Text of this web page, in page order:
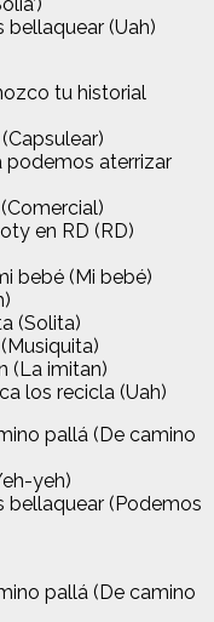
bellaquear (Uah)
tu historial
podemos aterrizar
en RD (RD)
bebé (Mi bebé)
(Solita)
(La imitan)
los recicla (Uah)
pallá (De camino
yeh)
bellaquear (Podemos
pallá (De camino